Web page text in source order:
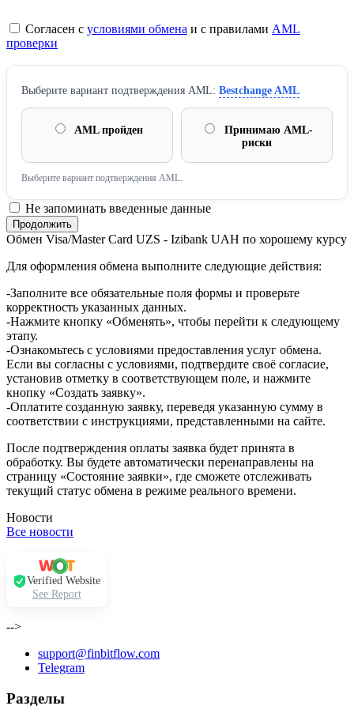
Согласен с условиями обмена и с правилами AML
проверки
Выберите вариант подтверждения AML: Bestchange AML
AML пройден
Принимаю AML-
риски
Выберите вариант подтверждения AML.
Не запоминать введенные данные
Обмен Visa/Master Card UZS - Izibank UAH по хорошему курсу
Для оформления обмена выполните следующие действия:
-Заполните все обязательные поля формы и проверьте
корректность указанных данных.
-Нажмите кнопку «Обменять», чтобы перейти к следующему
этапу.
-Ознакомьтесь с условиями предоставления услуг обмена.
Если вы согласны с условиями, подтвердите своё согласие,
установив отметку в соответствующем поле, и нажмите
кнопку «Создать заявку».
-Оплатите созданную заявку, переведя указанную сумму в
соответствии с инструкциями, представленными на сайте.
После подтверждения оплаты заявка будет принята в
обработку. Вы будете автоматически перенаправлены на
страницу «Состояние заявки», где сможете отслеживать
текущий статус обмена в режиме реального времени.
Новости
Все новости
Verified Website
See Report
-->
support@finbitflow.com
Telegram
Разделы